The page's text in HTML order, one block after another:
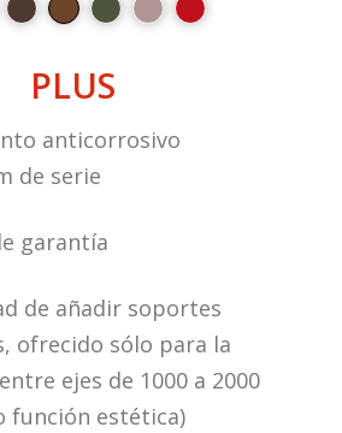
PLUS
anticorrosivo
de serie
garantía
de añadir soportes
ofrecido sólo para la
ejes de 1000 a 2000
función estética)